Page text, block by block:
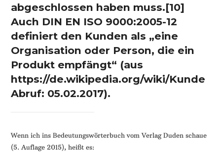
abgeschlossen haben muss.[10]
Auch DIN EN ISO 9000:2005-12
definiert den Kunden als „eine
Organisation oder Person, die ein
Produkt empfängt“ (aus
https://de.wikipedia.org/wiki/Kunde
Abruf: 05.02.2017).
Wenn ich ins Bedeutungswörterbuch vom Verlag Duden schaue
(5. Auflage 2015), heißt es: